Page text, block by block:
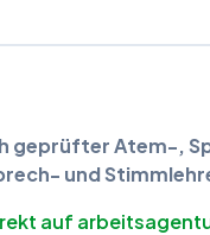
geprüfter Atem-,
und
auf